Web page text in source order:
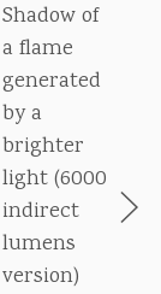
Shadow of
a flame
generated
by a
brighter
light (6000
indirect
lumens
version)